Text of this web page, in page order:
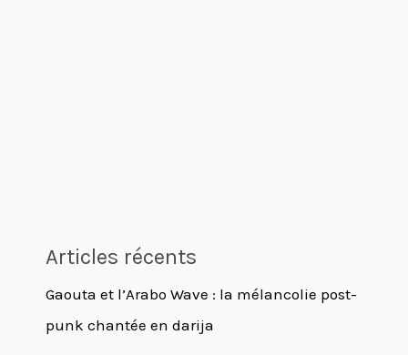
Articles récents
Gaouta et l’Arabo Wave : la mélancolie post-
punk chantée en darija